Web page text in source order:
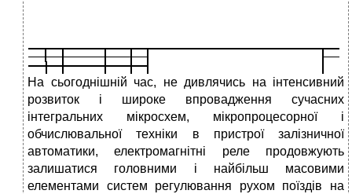
На сьогоднішній час, не дивлячись на інтенсивний
розвиток і широке впровадження сучасних
інтегральних мікросхем, мікропроцесорної і
обчислювальної техніки в пристрої залізничної
автоматики, електромагнітні реле продовжують
залишатися головними і найбільш масовими
елементами систем регулювання рухом поїздів на